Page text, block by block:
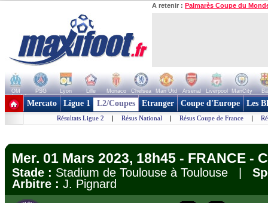
A retenir : Palmarès Coupe du
OM PSG Lyon Lille Monaco Chelsea Man Utd Arsenal Liverpool ManCity
+ de clubs
Mercato Ligue 1 L2/Coupes Etranger Coupe d'Europe Les
Résultats Ligue 2 | Résus National | Résus Coupe de France |
Mer. 01 Mars 2023, 18h45 - FRANCE -
Stade : Stadium de Toulouse à Toulouse |
Arbitre : J. Pignard